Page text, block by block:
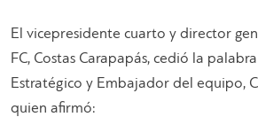
El vicepresidente cuarto y director
FC, Costas Carapapás, cedió la
Estratégico y Embajador del equipo,
quien afirmó: